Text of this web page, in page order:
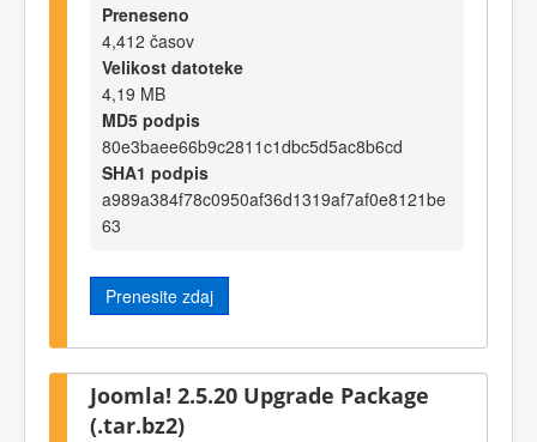
Preneseno
4,412 časov
Velikost datoteke
4,19 MB
MD5 podpis
80e3baee66b9c2811c1dbc5d5ac8b6cd
SHA1 podpis
a989a384f78c0950af36d1319af7af0e8121be
63
Prenesite zdaj
Joomla! 2.5.20 Upgrade Package
(.tar.bz2)